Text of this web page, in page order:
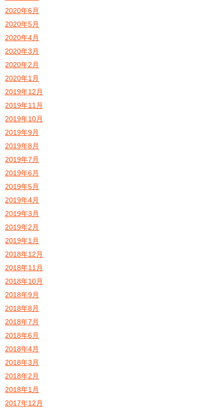
2020年6月
2020年5月
2020年4月
2020年3月
2020年2月
2020年1月
2019年12月
2019年11月
2019年10月
2019年9月
2019年8月
2019年7月
2019年6月
2019年5月
2019年4月
2019年3月
2019年2月
2019年1月
2018年12月
2018年11月
2018年10月
2018年9月
2018年8月
2018年7月
2018年6月
2018年4月
2018年3月
2018年2月
2018年1月
2017年12月